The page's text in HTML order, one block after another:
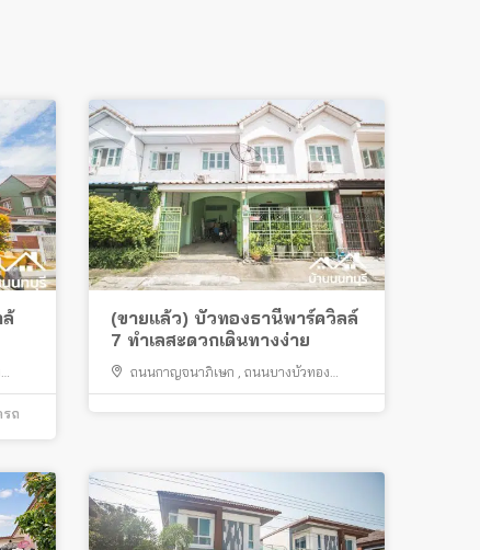
ถ
(ขายแล้ว) บัวทองธานีพาร์ควิลล์
7 ทำเลสะดวกเดินทางง่าย
ถนนกาญจนาภิเษก
ถนนบางบัวทอง
สุพรรณบุรี , ถนนชัยพฤกษ์ , ตลาดสมบัติบุรี ,
ไทรน้อย , บางบัวทอง